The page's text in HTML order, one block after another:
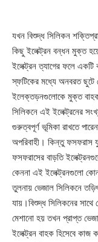
যখন বিশুদ্ধ সিলিকন
কিছু ইলেক্ট্রন বন্ধন মুক্ত
ইলেক্ট্রন ত্যাগের ফলে
স্ফটিকের মধ্যে অনবরত
ইলেক্তড়নগুলোকে মুক্ত বাহক
সিলিকনে এই ইলেক্ট্রনের
গুরুত্বপূর্ণ ভূমিকা রাখতে
অপরিবাহী। কিন্তু ফসফরাস
ফসফরাসের বাড়তি
কেননা এই ইলেক্ট্রনগুলো
তুলনায় ভেজাল সিলিকনে
যায়।বিশুদ্ধ সিলিকনের
মেশানো হয় তখন প্রাপ্ত
ইলেক্ট্রন বাহক হিসেবে